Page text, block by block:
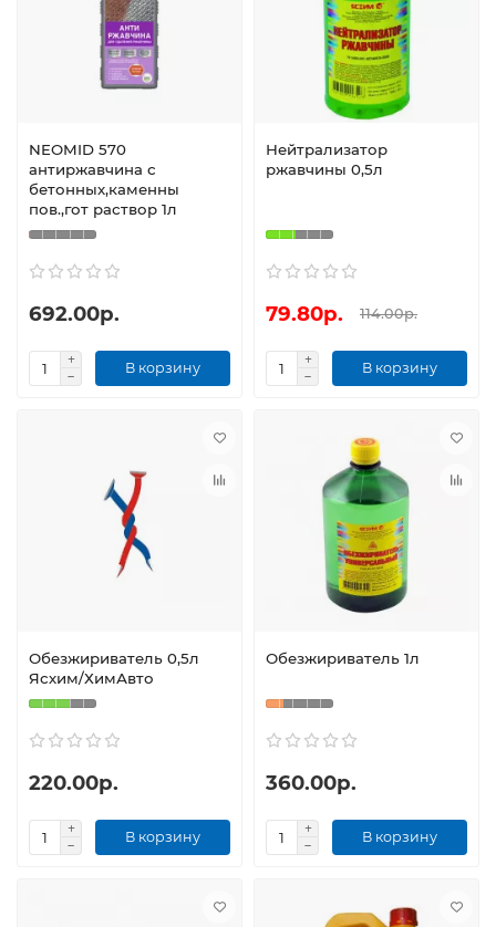
NEOMID 570
антиржавчина с
бетонных,каменны
пов.,гот раствор 1л
692.00р.
В корзину
Нейтрализатор
ржавчины 0,5л
79.80р. 114.00р.
В корзину
Обезжириватель 0,5л
Ясхим/ХимАвто
220.00р.
В корзину
Обезжириватель 1л
360.00р.
В корзину